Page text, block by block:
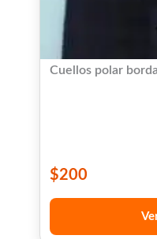
Cuellos polar
$200